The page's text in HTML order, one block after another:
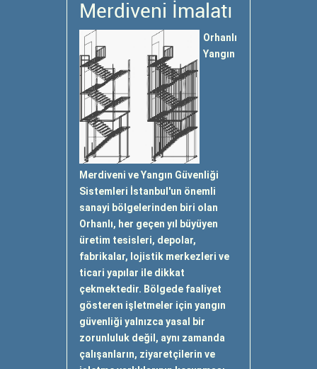
Merdiveni İmalatı
Orhanlı
Yangın
Merdiveni ve Yangın Güvenliği
Sistemleri İstanbul'un önemli
sanayi bölgelerinden biri olan
Orhanlı, her geçen yıl büyüyen
üretim tesisleri, depolar,
fabrikalar, lojistik merkezleri ve
ticari yapılar ile dikkat
çekmektedir. Bölgede faaliyet
gösteren işletmeler için yangın
güvenliği yalnızca yasal bir
zorunluluk değil, aynı zamanda
çalışanların, ziyaretçilerin ve